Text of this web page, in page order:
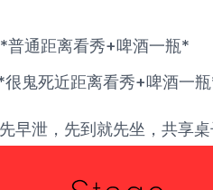
通距离看秀+啤酒一瓶*
死近距离看秀+啤酒一
早泄，先到就先坐，共享桌